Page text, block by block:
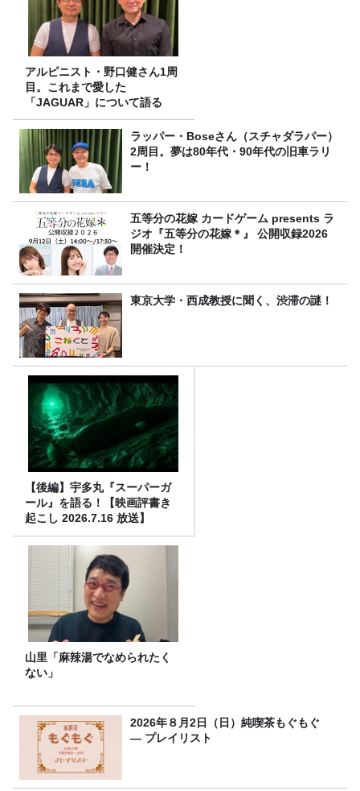
アルピニスト・野口健さん1周
目。これまで愛した
「JAGUAR」について語る
ラッパー・Boseさん（スチャダラパー）
2周目。夢は80年代・90年代の旧車ラリ
ー！
五等分の花嫁 カードゲーム presents ラ
ジオ『五等分の花嫁＊』 公開収録2026
開催決定！
東京大学・西成教授に聞く、渋滞の謎！
【後編】宇多丸『スーパーガ
ール』を語る！【映画評書き
起こし 2026.7.16 放送】
山里「麻辣湯でなめられたく
ない」
2026年８月2日（日）純喫茶もぐもぐ
― プレイリスト